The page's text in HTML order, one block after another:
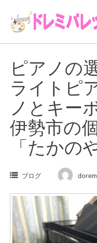
content
ピアノの
ライトピ
ノとキー
伊勢市の
「たかの
ブログ